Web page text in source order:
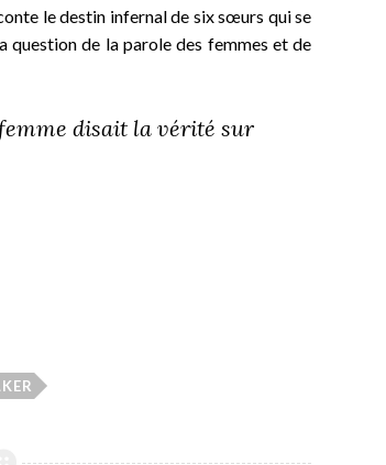
le destin infernal de six sœurs qui se
question de la parole des femmes et de
disait la vérité sur